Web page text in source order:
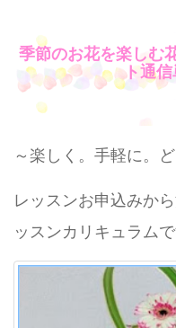
季節のお花を楽しむ
ト通
～楽しく。手軽に。
レッスンお申込みか
ッスンカリキュラムで